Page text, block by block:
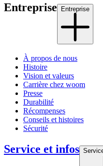
Entreprise Entreprise
À propos de nous
Histoire
Vision et valeurs
Carrière chez woom
Presse
Durabilité
Récompenses
Conseils et histoires
Sécurité
Service et infos